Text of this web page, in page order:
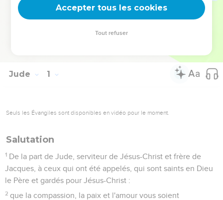
Dieu (25).
permission. All rights reserved worldwide.
Jude 1
Seuls les Évangiles sont disponibles en vidéo pour le moment.
Salutation
1 De la part de Jude, serviteur de Jésus-Christ et frère de
Jacques, à ceux qui ont été appelés, qui sont saints en Dieu
le Père et gardés pour Jésus-Christ :
2 que la compassion, la paix et l'amour vous soient
Accepter tous les cookies
Tout refuser